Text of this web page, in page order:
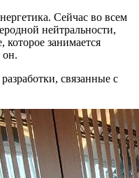
Сейчас во всем
нейтральности,
которое занимается
он.
связанные с